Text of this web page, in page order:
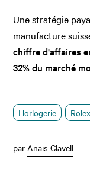
Une stratégie
manufacture
chiffre d'affaires
32% du marché
Horlogerie Rolex
parAnaïs Clavell